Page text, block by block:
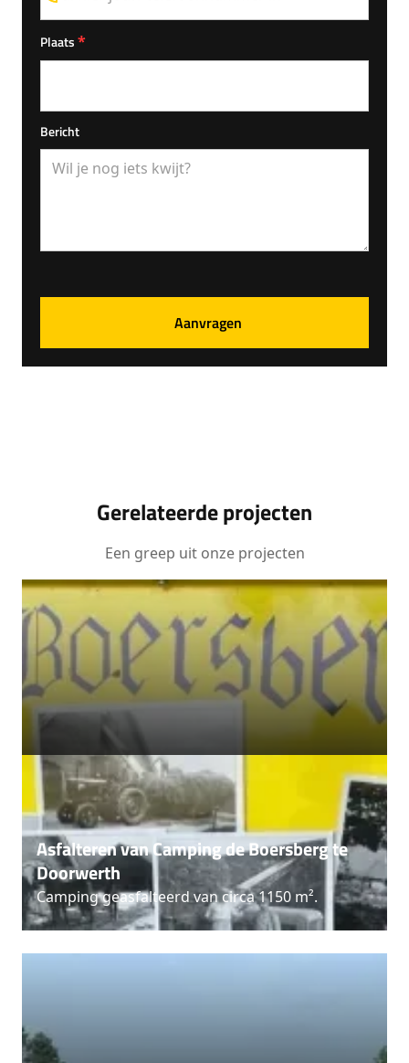
Plaats*
Bericht
Gerelateerde projecten
Een greep uit onze projecten
Asfalteren van Camping de Boersberg te
Doorwerth
Camping geasfalteerd van circa 1150 m².